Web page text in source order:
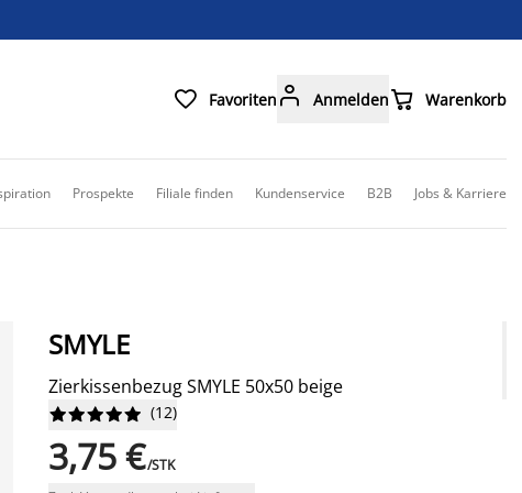
 Favoriten  Anmelden Warenkorb
Prospekte Filiale finden Kundenservice B2B Jobs & Karriere
SMYLE
Zierkissenbezug SMYLE 50x50 beige





 (12)
3,75 €/STK